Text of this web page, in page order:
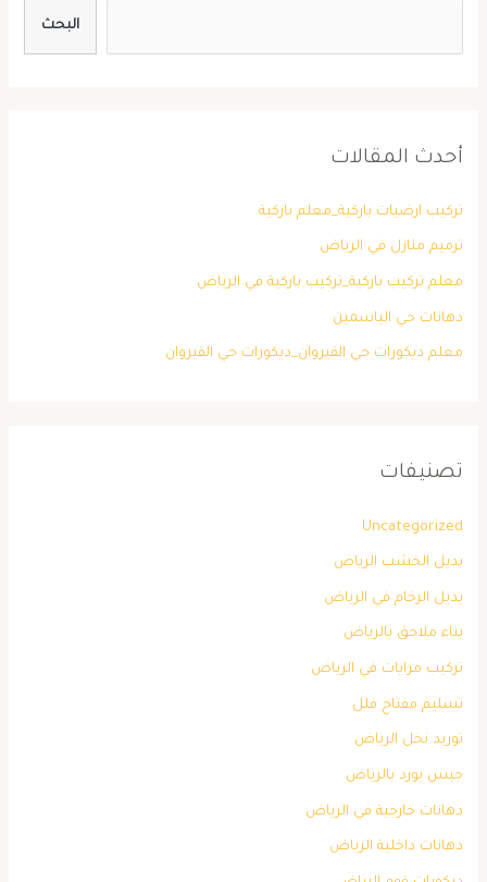
البحث
أحدث المقالات
تركيب ارضيات باركية_معلم باركية
ترميم منازل في الرياض
معلم تركيب باركية_تركيب باركية في الرياض
دهانات حي الياسمين
معلم ديكورات حي القيروان_ديكورات حي القيروان
تصنيفات
Uncategorized
بديل الخشب الرياض
بديل الرخام في الرياض
بناء ملاحق بالرياض
تركيب مرايات في الرياض
تسليم مفتاح فلل
توريد نخل الرياض
جبس بورد بالرياض
دهانات خارجية في الرياض
دهانات داخلية الرياض